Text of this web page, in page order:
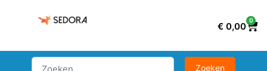
€ 0,00
0